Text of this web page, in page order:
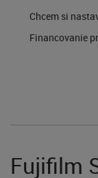
Chcem si
Financovanie
Fujifilm